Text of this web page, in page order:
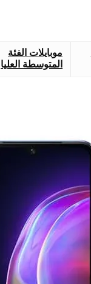
موبايلات الفئة
المتوسطة العليا